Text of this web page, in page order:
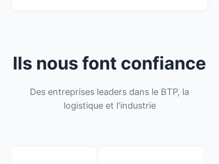
Ils nous font confiance
Des entreprises leaders dans le BTP, la
logistique et l'industrie